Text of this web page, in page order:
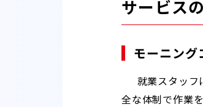
サービス
モーニング
就業スタッフ
全な体制で作業